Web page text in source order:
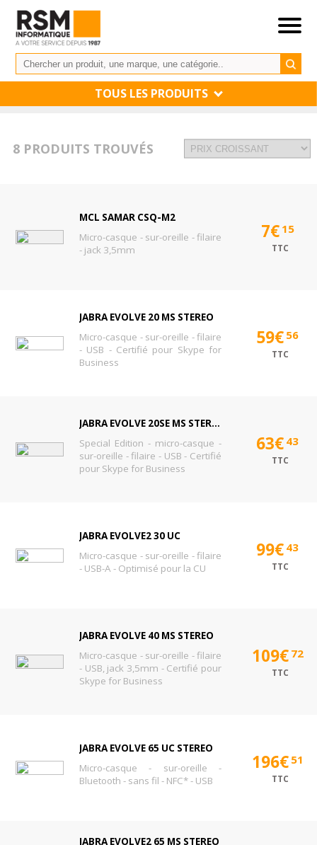
TOUS LES PRODUITS
8 PRODUITS TROUVÉS
MCL SAMAR CSQ-M2
Micro-casque - sur-oreille - filaire
- jack 3,5mm
7€ 15
TTC
JABRA EVOLVE 20 MS STEREO
Micro-casque - sur-oreille - filaire
- USB - Certifié pour Skype for
Business
59€ 56
TTC
JABRA EVOLVE 20SE MS STEREO
Special Edition - micro-casque -
sur-oreille - filaire - USB - Certifié
pour Skype for Business
63€ 43
TTC
JABRA EVOLVE2 30 UC
Micro-casque - sur-oreille - filaire
- USB-A - Optimisé pour la CU
99€ 43
TTC
JABRA EVOLVE 40 MS STEREO
Micro-casque - sur-oreille - filaire
- USB, jack 3,5mm - Certifié pour
Skype for Business
109€ 72
TTC
JABRA EVOLVE 65 UC STEREO
Micro-casque - sur-oreille -
Bluetooth - sans fil - NFC* - USB
196€ 51
TTC
JABRA EVOLVE2 65 MS STEREO